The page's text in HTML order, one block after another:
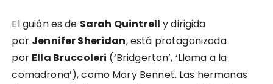
El guión es de Sarah Quintrell y dirigida
por Jennifer Sheridan, está protagonizada
por Ella Bruccoleri (‘Bridgerton’, ‘Llama a la
comadrona’), como Mary Bennet. Las hermanas